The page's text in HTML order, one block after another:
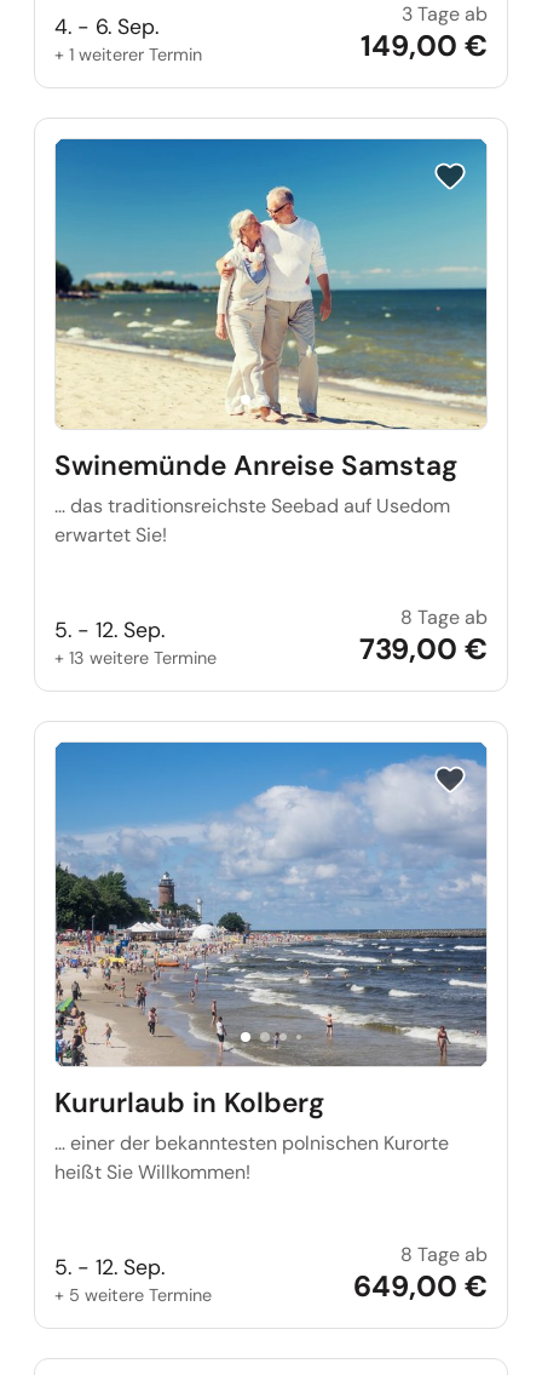
4. - 6. Sep.
+ 1 weiterer Termin
Ein
3 Tage ab
149,00 €
Reise auf
Swinemünde Anreise Samstag
… das traditionsreichste Seebad auf Usedom
erwartet Sie!
5. - 12. Sep.
+ 13 weitere Termine
8 Tage ab
739,00 €
Reise auf
Kururlaub in Kolberg
… einer der bekanntesten polnischen Kurorte
heißt Sie Willkommen!
5. - 12. Sep.
+ 5 weitere Termine
8 Tage ab
649,00 €